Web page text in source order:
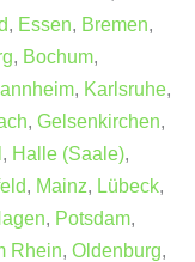
, Essen, Bremen,
, Bochum,
, Karlsruhe,
, Gelsenkirchen,
, Halle (Saale),
, Mainz, Lübeck,
, Potsdam,
Rhein, Oldenburg,